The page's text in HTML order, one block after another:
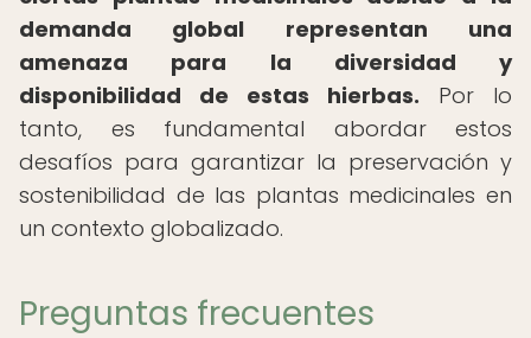
demanda global representan una
amenaza para la diversidad y
disponibilidad de estas hierbas. Por lo
tanto, es fundamental abordar estos
desafíos para garantizar la preservación y
sostenibilidad de las plantas medicinales en
un contexto globalizado.
Preguntas frecuentes